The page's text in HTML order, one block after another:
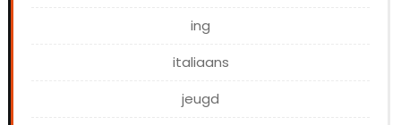
ing
italiaans
jeugd